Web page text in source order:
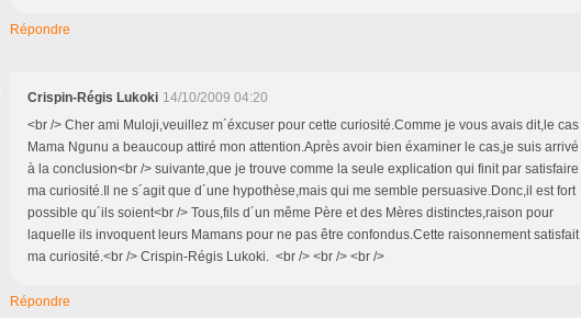
Répondre
Crispin-Régis Lukoki 14/10/2009 04:20
<br /> Cher ami Muloji,veuillez m´éxcuser pour cette curiosité.Comme je vous avais dit,le cas
Mama Ngunu a beaucoup attiré mon attention.Après avoir bien éxaminer le cas,je suis arrivé
à la conclusion<br /> suivante,que je trouve comme la seule explication qui finit par satisfaire
ma curiosité.Il ne s´agit que d´une hypothèse,mais qui me semble persuasive.Donc,il est fort
possible qu´ils soient<br /> Tous,fils d´un même Père et des Mères distinctes,raison pour
laquelle ils invoquent leurs Mamans pour ne pas être confondus.Cette raisonnement satisfait
ma curiosité.<br /> Crispin-Régis Lukoki. <br /> <br /> <br />
Répondre